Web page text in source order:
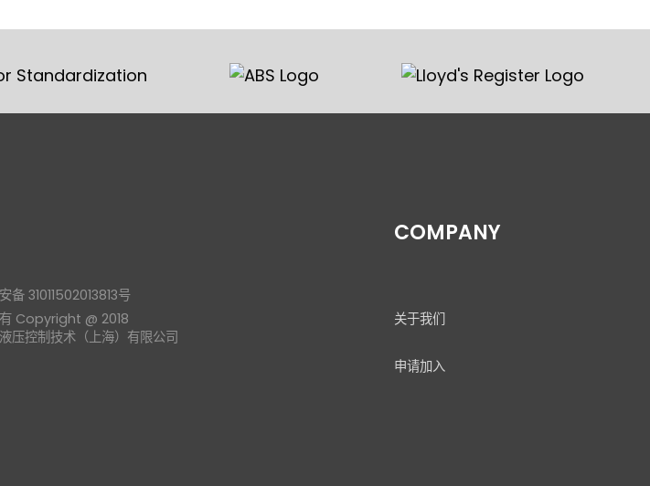
备 31011502013813号
Copyright @ 2018
压控制技术（上海）有限公司
COMPANY
关于我们
申请加入